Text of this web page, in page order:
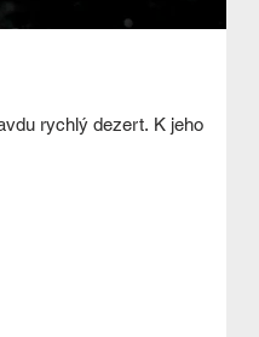
rychlý dezert. K jeho